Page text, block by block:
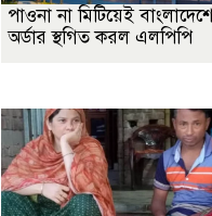
পাওনা না মিটিয়েই বাংলাদেশে
অর্ডার স্থগিত করল এলপিপি